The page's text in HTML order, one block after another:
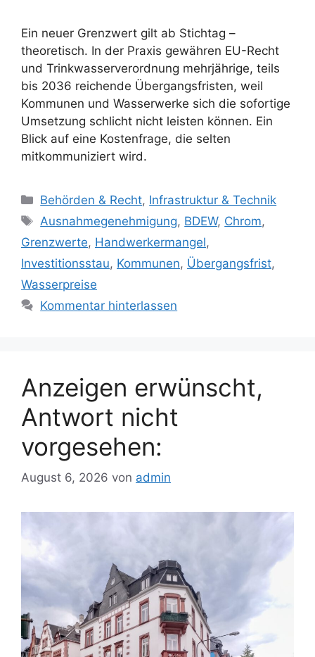
Ein neuer Grenzwert gilt ab Stichtag –
theoretisch. In der Praxis gewähren EU-Recht
und Trinkwasserverordnung mehrjährige, teils
bis 2036 reichende Übergangsfristen, weil
Kommunen und Wasserwerke sich die sofortige
Umsetzung schlicht nicht leisten können. Ein
Blick auf eine Kostenfrage, die selten
mitkommuniziert wird.
Kategorien
Behörden & Recht, Infrastruktur & Technik
Schlagwörter
Ausnahmegenehmigung, BDEW, Chrom,
Grenzwerte, Handwerkermangel,
Investitionsstau, Kommunen, Übergangsfrist,
Wasserpreise
Kommentar hinterlassen
Anzeigen erwünscht,
Antwort nicht
vorgesehen:
August 6, 2026 von admin